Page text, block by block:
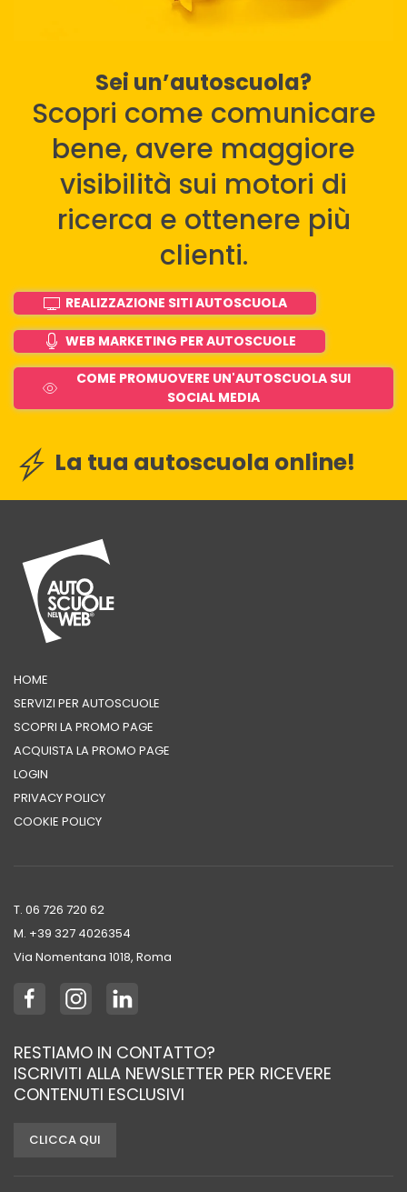
Sei un’autoscuola?
Scopri come comunicare
bene, avere maggiore
visibilità sui motori di
ricerca e ottenere più
clienti.
REALIZZAZIONE SITI AUTOSCUOLA
WEB MARKETING PER AUTOSCUOLE
COME PROMUOVERE UN'AUTOSCUOLA SUI
SOCIAL MEDIA
La tua autoscuola online!
HOME
SERVIZI PER AUTOSCUOLE
SCOPRI LA PROMO PAGE
ACQUISTA LA PROMO PAGE
LOGIN
PRIVACY POLICY
COOKIE POLICY
T. 06 726 720 62
M. +39 ‭327 4026354‬
Via Nomentana 1018, Roma
RESTIAMO IN CONTATTO?
ISCRIVITI ALLA NEWSLETTER PER RICEVERE
CONTENUTI ESCLUSIVI
CLICCA QUI